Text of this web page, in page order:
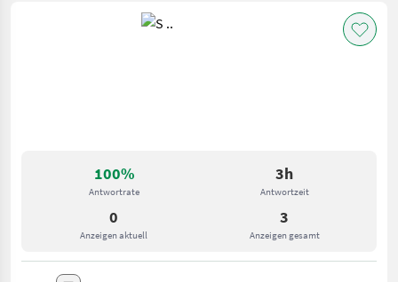
100%
Antwortrate
3h
Antwortzeit
0
Anzeigen aktuell
3
Anzeigen gesamt